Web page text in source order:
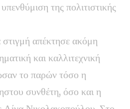
της πολιτιστικής
απέκτησε ακόμη
και καλλιτεχνική
το παρών τόσο η
συνθέτη, όσο και η